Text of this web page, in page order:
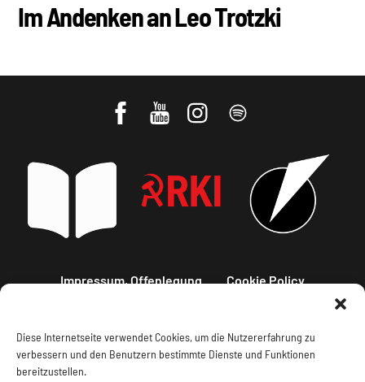
Diese Internetseite verwendet Cookies, um die Nutzererfahrung zu
verbessern und den Benutzern bestimmte Dienste und Funktionen
bereitzustellen.
Im Andenken an Leo Trotzki
Impressum, Offenlegung Cookie Policy